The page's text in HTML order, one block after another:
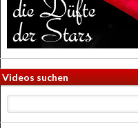
Videos suchen